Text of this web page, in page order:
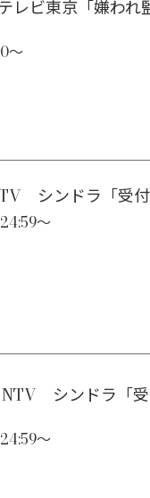
テレビ東京「嫌わ
～
シンドラ「受
～
NTV シンドラ「
～